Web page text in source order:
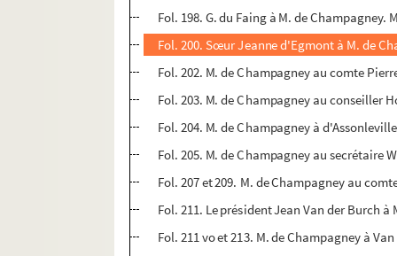
Fol. 198. G. du Faing à M. de Champagney.
Fol. 200. Sœur Jeanne d'Egmont à M. de
Fol. 202. M. de Champagney au comte
Fol. 203. M. de Champagney au conseiller
Fol. 204. M. de Champagney à
Fol. 205. M. de Champagney au secrétaire
Fol. 207 et 209. M. de Champagney au
Fol. 211. Le président Jean Van der Burch
Fol. 211 vo et 213. M. de Champagney à